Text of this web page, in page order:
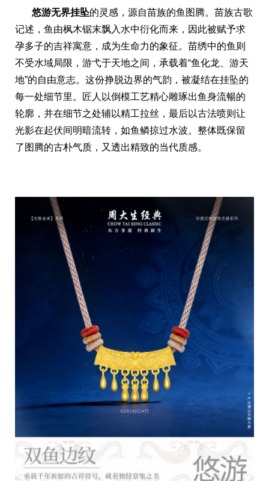
悠游无界挂坠的灵感，源自苗族的鱼图腾。苗族古歌
记述，鱼由枫木锯末飘入水中衍化而来，因此被赋予求
孕多子的吉祥寓意，成为生命力的象征。苗绣中的鱼则
不受水域局限，游弋于天地之间，承载着“鱼化龙、游天
地”的自由意志。这份挣脱边界的气韵，被凝结在挂坠的
每一处细节里。匠人以倒模工艺精心雕琢出鱼身流暢的
轮廓，并在细节之处辅以精工拉丝，最后以古法喷则让
光影在起伏间明暗流转，如鱼鳞掠过水波。整体既保留
了图腾的古朴气质，又透出精致的当代质感。